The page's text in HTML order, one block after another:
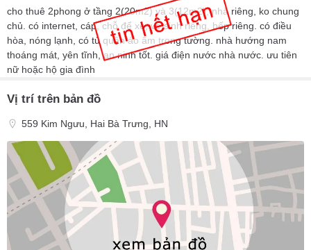
cho thuê 2phong ở tầng 2(20m2) và 3(12m2), nhà riêng, ko chung
chủ. có internet, cáp, chỗ để xe, vệ sinh riêng, bếp riêng. có điều
hòa, nóng lạnh, có tủ quần áo âm trong tường. nhà hướng nam
thoáng mát, yên tĩnh, an ninh tốt. giá điện nước nhà nước. ưu tiên
nữ hoặc hộ gia đình
Vị trí trên bản đồ
559 Kim Ngưu, Hai Bà Trưng, HN